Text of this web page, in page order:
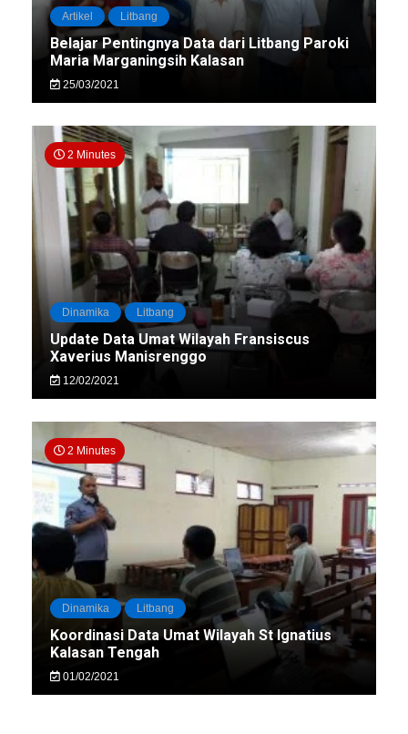
Artikel Litbang
Belajar Pentingnya Data dari Litbang Paroki
Maria Marganingsih Kalasan
25/03/2021
2 Minutes
Dinamika Litbang
Update Data Umat Wilayah Fransiscus
Xaverius Manisrenggo
12/02/2021
2 Minutes
Dinamika Litbang
Koordinasi Data Umat Wilayah St Ignatius
Kalasan Tengah
01/02/2021